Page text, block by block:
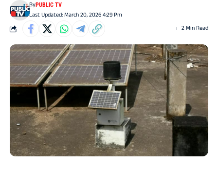
Last Updated: March 20, 2026 4:29 Pm
ByPUBLIC TV
2 Min Read